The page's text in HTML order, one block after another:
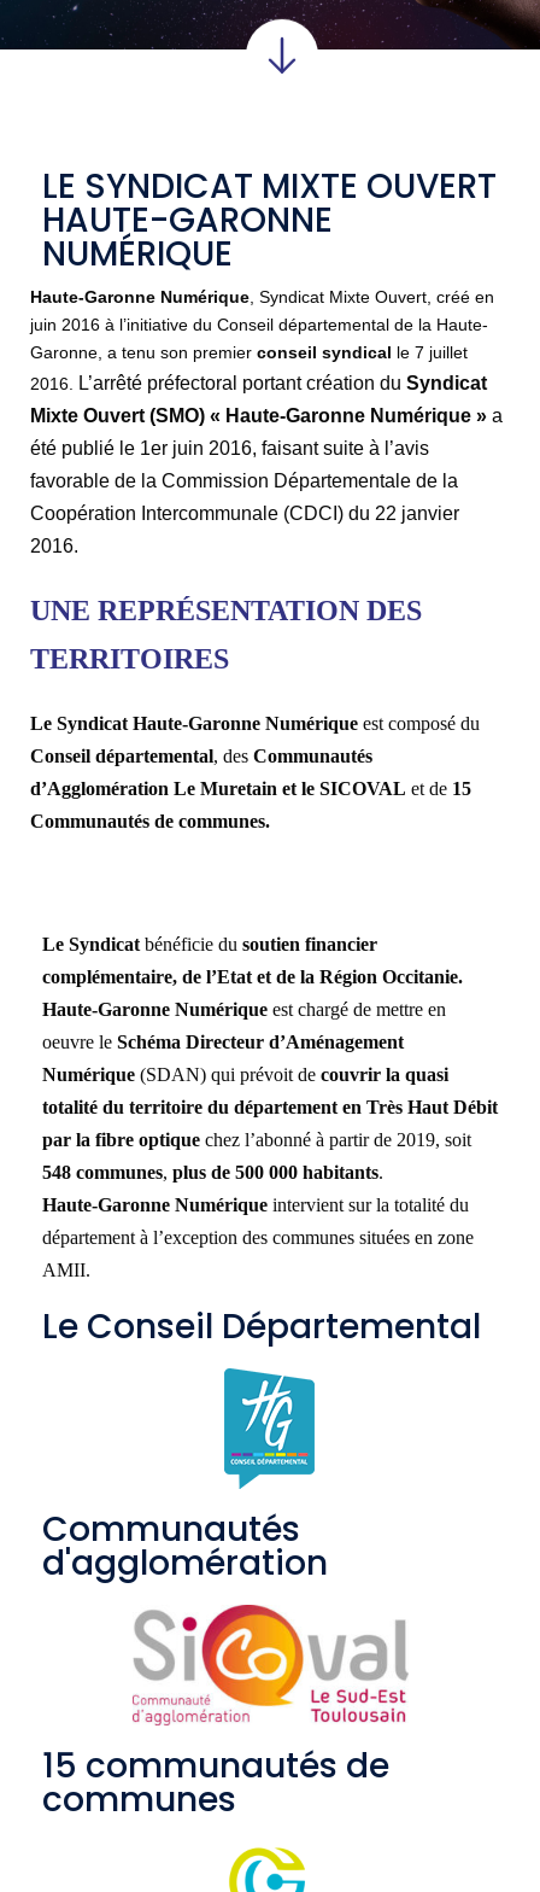
LE SYNDICAT
LE SYNDICAT MIXTE OUVERT
HAUTE-GARONNE
NUMÉRIQUE
Haute-Garonne Numérique , Syndicat Mixte Ouvert, créé en
juin 2016 à l’initiative du Conseil départemental de la Haute-
Garonne, a tenu son premier conseil syndical le 7 juillet
2016.
L’arrêté préfectoral portant création du Syndicat
Mixte Ouvert (SMO) « Haute-Garonne Numérique » a
été publié le 1er juin 2016, faisant suite à l’avis
favorable de la Commission Départementale de la
Coopération Intercommunale (CDCI) du 22 janvier
2016.
UNE REPRÉSENTATION DES
TERRITOIRES
Le Syndicat Haute-Garonne Numérique est composé du
Conseil départemental, des Communautés
d’Agglomération Le Muretain et le SICOVAL et de 15
Communautés de communes.
Le Syndicat bénéficie du soutien financier
complémentaire, de l’Etat et de la Région Occitanie.
Haute-Garonne Numérique est chargé de mettre en
oeuvre le Schéma Directeur d’Aménagement
Numérique (SDAN) qui prévoit de couvrir la quasi
totalité du territoire du département en Très Haut Débit
par la fibre optique chez l’abonné à partir de 2019, soit
548 communes, plus de 500 000 habitants.
Haute-Garonne Numérique intervient sur la totalité du
département à l’exception des communes situées en zone
AMII.
Le Conseil Départemental
Communautés
d'agglomération
15 communautés de
communes